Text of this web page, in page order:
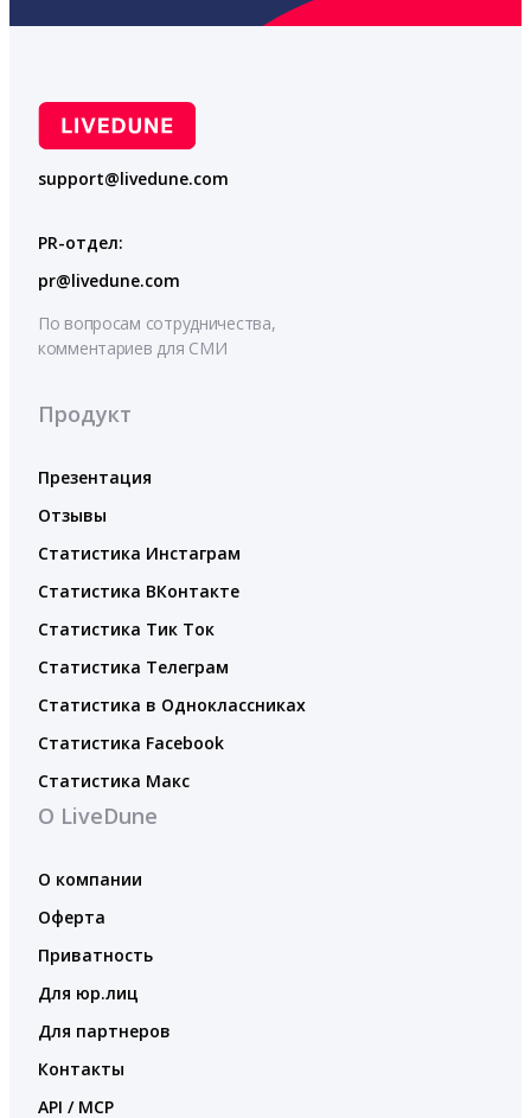
support@livedune.com
PR-отдел:
pr@livedune.com
По вопросам сотрудничества,
комментариев для СМИ
Продукт
Презентация
Отзывы
Статистика Инстаграм
Статистика ВКонтакте
Статистика Тик Ток
Статистика Телеграм
Статистика в Одноклассниках
Статистика Facebook
Статистика Макс
О LiveDune
О компании
Оферта
Приватность
Для юр.лиц
Для партнеров
Контакты
API / MCP